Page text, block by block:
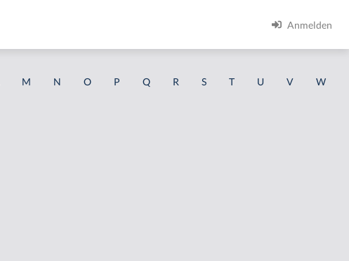
Anmelden
M N O P Q R S T U V W